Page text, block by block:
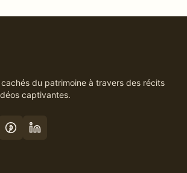
du patrimoine à travers des récits
captivantes.